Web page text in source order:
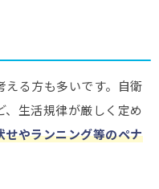
える方も多いです。自衛
生活規律が厳しく定め
やランニング等のペナ